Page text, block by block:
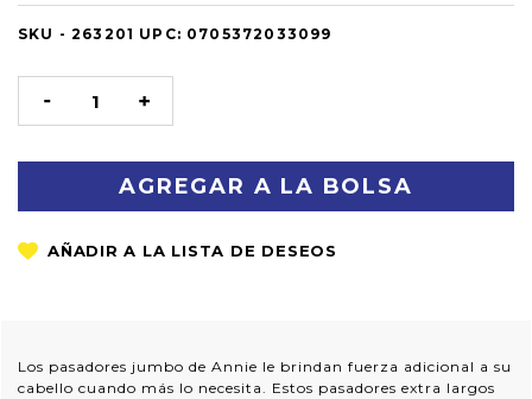
OUT
SKU - 263201 UPC: 0705372033099
DISMINUIR
LA
AUMENTAR
LA
Los pasadores jumbo de Annie le brindan fuerza adicional a su
cabello cuando más lo necesita. Estos pasadores extra largos